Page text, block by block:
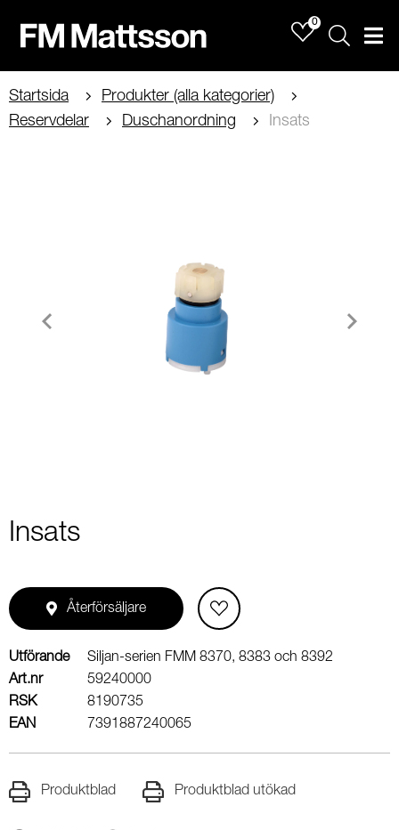
0
Sök
Startsida
Produkter (alla kategorier)
Reservdelar
Duschanordning Insats
Insats
Återförsäljare
Utförande
Siljan-serien FMM 8370, 8383 och 8392
Art.nr
59240000
RSK
8190735
EAN
7391887240065
Produktblad Produktblad utökad